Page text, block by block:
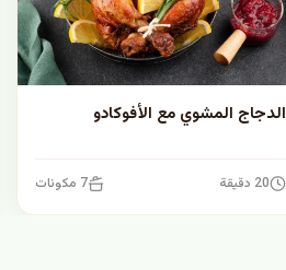
الدجاج المشوي مع الأفوكادو
20 دقيقة 7 مكونات